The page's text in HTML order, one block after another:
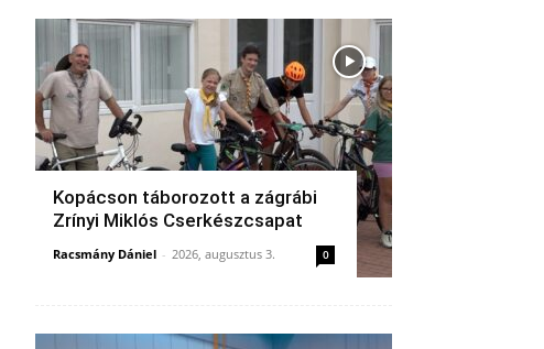
Kopácson táborozott a zágrábi
Zrínyi Miklós Cserkészcsapat
Racsmány Dániel - 2026, augusztus 3. 0